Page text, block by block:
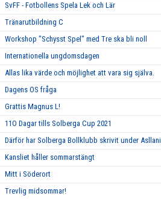
SvFF - Fotbollens Spela Lek och Lär
Tränarutbildning C
Workshop "Schysst Spel" med Tre ska bli noll
Internationella ungdomsdagen
Allas lika värde och möjlighet att vara sig själva.
Dagens OS fråga
Grattis Magnus L!
11O Dagar tills Solberga Cup 2021
Därför har Solberga Bollklubb skrivit under
Kansliet håller sommarstängt
Mitt i Söderort
Trevlig midsommar!